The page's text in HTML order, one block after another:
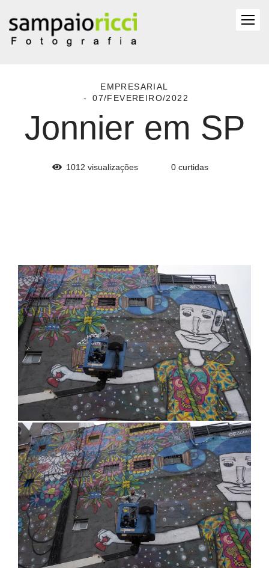
EMPRESARIAL
07/FEVEREIRO/2022
Jonnier em SP
1012 visualizações 0curtidas